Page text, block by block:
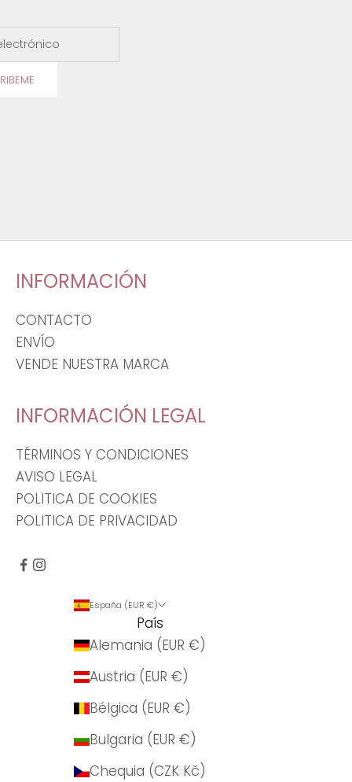
INFORMACIÓN
CONTACTO
ENVÍO
VENDE NUESTRA MARCA
INFORMACIÓN LEGAL
TÉRMINOS Y CONDICIONES
AVISO LEGAL
POLITICA DE COOKIES
POLITICA DE PRIVACIDAD
España (EUR €)
País
Alemania (EUR €)
Austria (EUR €)
Bélgica (EUR €)
Bulgaria (EUR €)
Chequia (CZK Kč)